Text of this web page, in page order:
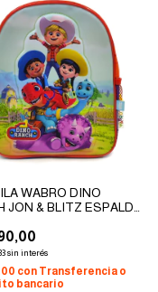
WABRO DINO
JON & BLITZ ESPALDA
sin interés
con Transferencia o
bancario